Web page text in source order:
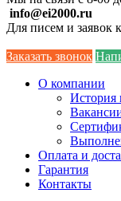
info@ei2000.ru
Для писем и заявок
Заказать звонок
О компании
История
Оплата и
Гарантия
Контакты